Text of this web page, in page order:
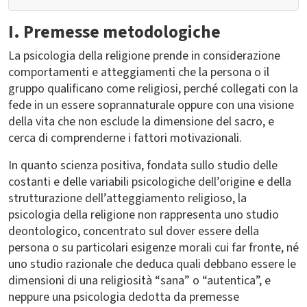
I. Premesse metodologiche
La psicologia della religione prende in considerazione
comportamenti e atteggiamenti che la persona o il
gruppo qualificano come religiosi, perché collegati con la
fede in un essere soprannaturale oppure con una visione
della vita che non esclude la dimensione del sacro, e
cerca di comprenderne i fattori motivazionali.
In quanto scienza positiva, fondata sullo studio delle
costanti e delle variabili psicologiche dell’origine e della
strutturazione dell’atteggiamento religioso, la
psicologia della religione non rappresenta uno studio
deontologico, concentrato sul dover essere della
persona o su particolari esigenze morali cui far fronte, né
uno studio razionale che deduca quali debbano essere le
dimensioni di una religiosità “sana” o “autentica”, e
neppure una psicologia dedotta da premesse